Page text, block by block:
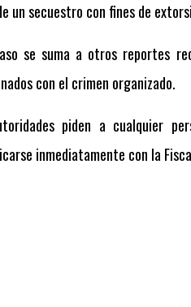
un secuestro con fines de
se suma a otros reportes
con el crimen organizado.
piden a cualquier
inmediatamente con la